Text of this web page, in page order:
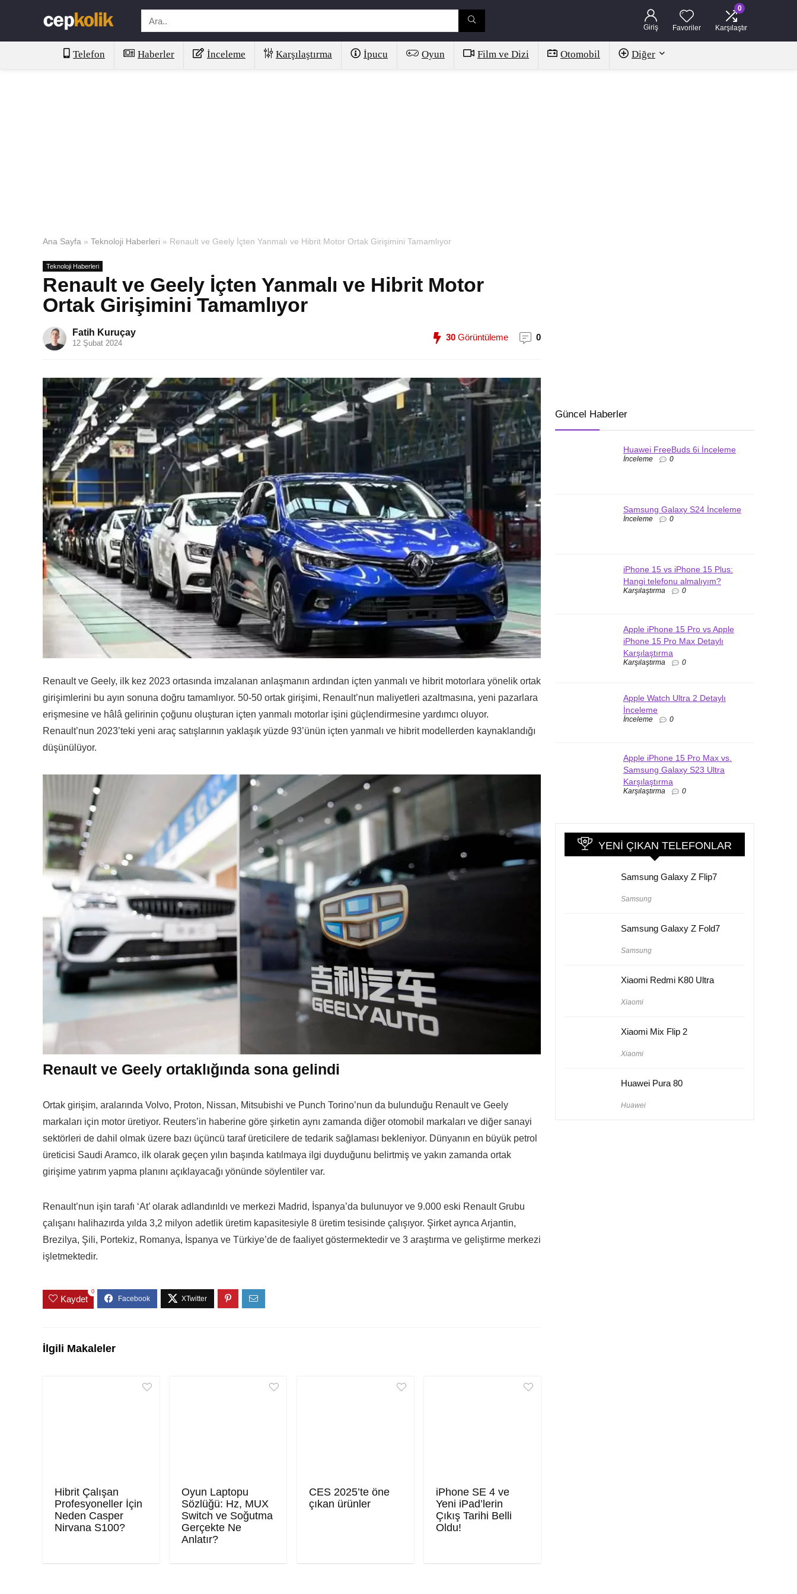
Giriş Favoriler
0
Karşılaştır
Telefon Haberler İnceleme Karşılaştırma İpucu Oyun Film ve Dizi Otomobil Diğer
Ana Sayfa » Teknoloji Haberleri » Renault ve Geely İçten Yanmalı ve Hibrit Motor Ortak Girişimini Tamamlıyor
Teknoloji Haberleri
Renault ve Geely İçten Yanmalı ve Hibrit Motor
Ortak Girişimini Tamamlıyor
Fatih Kuruçay
12 Şubat 2024
30 Görüntüleme 0
Renault ve Geely, ilk kez 2023 ortasında imzalanan anlaşmanın ardından içten yanmalı ve hibrit motorlara yönelik ortak
girişimlerini bu ayın sonuna doğru tamamlıyor. 50-50 ortak girişimi, Renault’nun maliyetleri azaltmasına, yeni pazarlara
erişmesine ve hâlâ gelirinin çoğunu oluşturan içten yanmalı motorlar işini güçlendirmesine yardımcı oluyor.
Renault’nun 2023’teki yeni araç satışlarının yaklaşık yüzde 93’ünün içten yanmalı ve hibrit modellerden kaynaklandığı
düşünülüyor.
Renault ve Geely ortaklığında sona gelindi
Ortak girişim, aralarında Volvo, Proton, Nissan, Mitsubishi ve Punch Torino’nun da bulunduğu Renault ve Geely
markaları için motor üretiyor. Reuters’in haberine göre şirketin aynı zamanda diğer otomobil markaları ve diğer sanayi
sektörleri de dahil olmak üzere bazı üçüncü taraf üreticilere de tedarik sağlaması bekleniyor. Dünyanın en büyük petrol
üreticisi Saudi Aramco, ilk olarak geçen yılın başında katılmaya ilgi duyduğunu belirtmiş ve yakın zamanda ortak
girişime yatırım yapma planını açıklayacağı yönünde söylentiler var.
Renault’nun işin tarafı ‘At’ olarak adlandırıldı ve merkezi Madrid, İspanya’da bulunuyor ve 9.000 eski Renault Grubu
çalışanı halihazırda yılda 3,2 milyon adetlik üretim kapasitesiyle 8 üretim tesisinde çalışıyor. Şirket ayrıca Arjantin,
Brezilya, Şili, Portekiz, Romanya, İspanya ve Türkiye’de de faaliyet göstermektedir ve 3 araştırma ve geliştirme merkezi
işletmektedir.
Kaydet
0
İlgili Makaleler
Hibrit Çalışan
Profesyoneller İçin
Neden Casper
Nirvana S100?
Oyun Laptopu
Sözlüğü: Hz, MUX
Switch ve Soğutma
Gerçekte Ne
Anlatır?
CES 2025’te öne
çıkan ürünler
iPhone SE 4 ve
Yeni iPad’lerin
Çıkış Tarihi Belli
Oldu!
Güncel Haberler
Huawei FreeBuds 6i İnceleme
İnceleme 0
Samsung Galaxy S24 İnceleme
İnceleme 0
iPhone 15 vs iPhone 15 Plus:
Hangi telefonu almalıyım?
Karşılaştırma 0
Apple iPhone 15 Pro vs Apple
iPhone 15 Pro Max Detaylı
Karşılaştırma
Karşılaştırma 0
Apple Watch Ultra 2 Detaylı
İnceleme
İnceleme 0
Apple iPhone 15 Pro Max vs.
Samsung Galaxy S23 Ultra
Karşılaştırma
Karşılaştırma 0
YENI ÇIKAN TELEFONLAR
Samsung Galaxy Z Flip7
Samsung
Samsung Galaxy Z Fold7
Samsung
Xiaomi Redmi K80 Ultra
Xiaomi
Xiaomi Mix Flip 2
Xiaomi
Huawei Pura 80
Huawei